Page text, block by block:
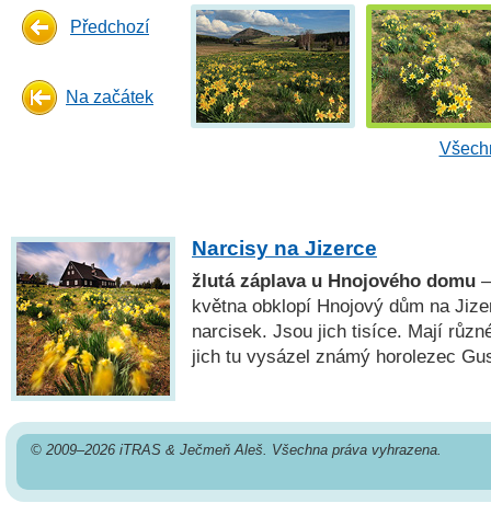
Předchozí
Na začátek
Narcisy na Jizerce
žlutá záplava u Hnojového domu
května obklopí Hnojový dům na
narcisek. Jsou jich tisíce. Mají
jich tu vysázel známý horolezec
© 2009–2026 iTRAS & Ječmeň Aleš. Všechna práva vyhrazena.